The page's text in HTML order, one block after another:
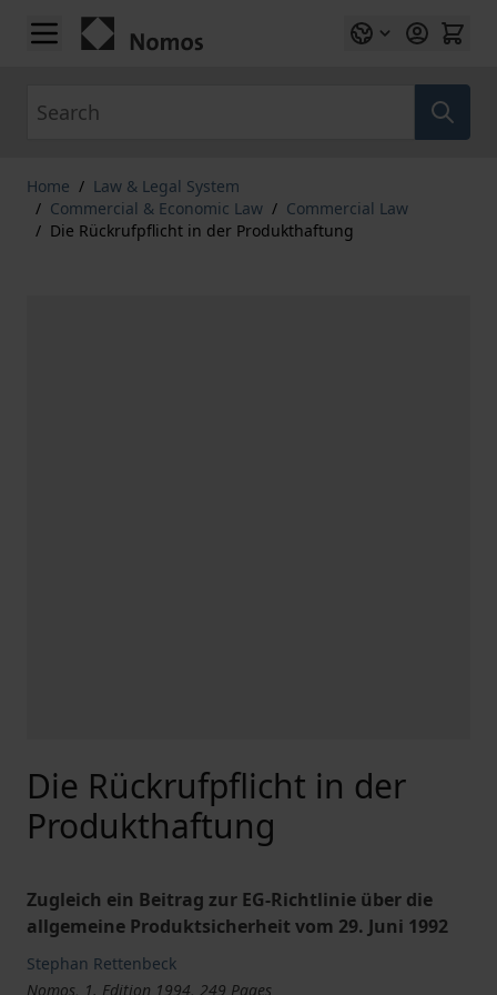
Skip to Content
Home / Law & Legal System
/ Commercial & Economic Law / Commercial Law
/ Die Rückrufpflicht in der Produkthaftung
Die Rückrufpflicht in der
Produkthaftung
Zugleich ein Beitrag zur EG-Richtlinie über die
allgemeine Produktsicherheit vom 29. Juni 1992
Stephan Rettenbeck
Nomos, 1. Edition 1994, 249 Pages